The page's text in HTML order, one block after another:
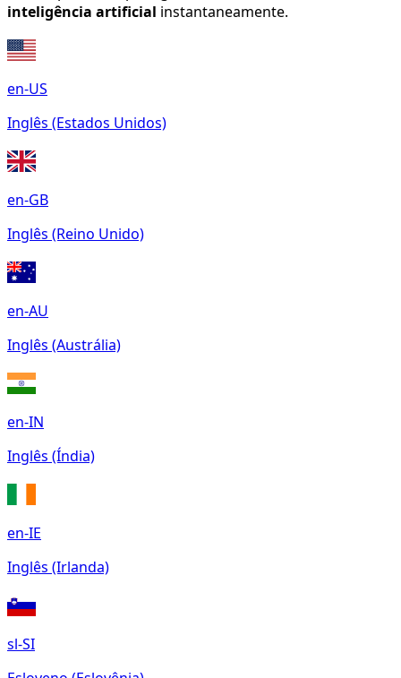
inteligência artificial instantaneamente.
en-US
Inglês (Estados Unidos)
en-GB
Inglês (Reino Unido)
en-AU
Inglês (Austrália)
en-IN
Inglês (Índia)
en-IE
Inglês (Irlanda)
sl-SI